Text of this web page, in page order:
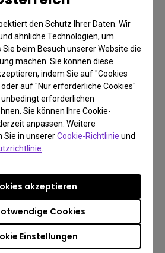
den Schutz Ihrer Daten. Wir
ähnliche Technologien, um
beim Besuch unserer Website die
machen. Sie können diese
indem Sie auf "Cookies
auf "Nur erforderliche Cookies"
erforderlichen
Sie können Ihre Cookie-
anpassen. Weitere
Sie in unsererCookie-Richtlinie und
Einstellungen
Cookies
akzeptieren
der bei Erwärmung auf
Licht in
- von Rot über Orange
aussendet. Je niedriger die
gelber, also wärmer, wird die
verändert sich die
Blau. Die Farbe der
den Ausstoß von
Licht. Bei kaltweißem
da es den Ausstoß
Umgekehrt hat warmweißes
auf die Freisetzung von
fühlen wir uns bei warmem